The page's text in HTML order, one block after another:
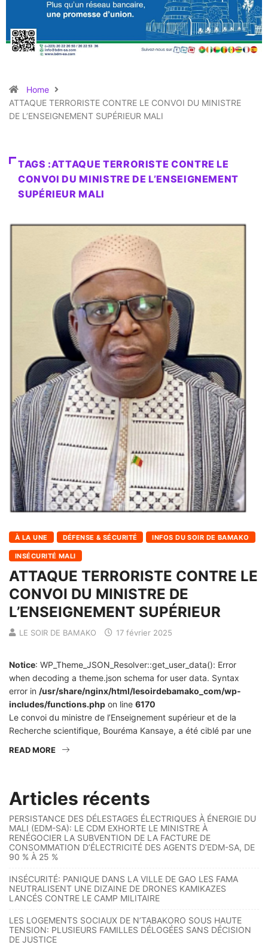
Home
ATTAQUE TERRORISTE CONTRE LE CONVOI DU MINISTRE
DE L’ENSEIGNEMENT SUPÉRIEUR MALI
TAGS :ATTAQUE TERRORISTE CONTRE LE
CONVOI DU MINISTRE DE L’ENSEIGNEMENT
SUPÉRIEUR MALI
À LA UNE DÉFENSE & SÉCURITÉ INFOS DU SOIR DE BAMAKO
INSÉCURITÉ MALI
ATTAQUE TERRORISTE CONTRE LE
CONVOI DU MINISTRE DE
L’ENSEIGNEMENT SUPÉRIEUR
LE SOIR DE BAMAKO 17 février 2025
Notice: WP_Theme_JSON_Resolver::get_user_data(): Error
when decoding a theme.json schema for user data. Syntax
error in /usr/share/nginx/html/lesoirdebamako_com/wp-
includes/functions.php on line 6170
Le convoi du ministre de l’Enseignement supérieur et de la
Recherche scientifique, Bouréma Kansaye, a été ciblé par une
READ MORE
Articles récents
PERSISTANCE DES DÉLESTAGES ÉLECTRIQUES À ÉNERGIE DU
MALI (EDM-SA): LE CDM EXHORTE LE MINISTRE À
RENÉGOCIER LA SUBVENTION DE LA FACTURE DE
CONSOMMATION D’ÉLECTRICITÉ DES AGENTS D’EDM-SA, DE
90 % À 25 %
INSÉCURITÉ: PANIQUE DANS LA VILLE DE GAO LES FAMA
NEUTRALISENT UNE DIZAINE DE DRONES KAMIKAZES
LANCÉS CONTRE LE CAMP MILITAIRE
LES LOGEMENTS SOCIAUX DE N’TABAKORO SOUS HAUTE
TENSION: PLUSIEURS FAMILLES DÉLOGÉES SANS DÉCISION
DE JUSTICE